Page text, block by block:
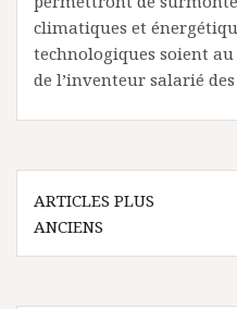
climatiques et
technologiques soient
de l’inventeur salarié
Navigation
des
articles
ARTICLES PLUS
ANCIENS